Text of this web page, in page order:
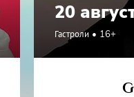
20
Гастроли 16+